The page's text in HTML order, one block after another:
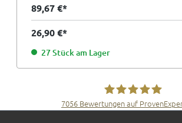
89,67 €*
26,90 €*
27 Stück am Lager
7056 Bewertungen auf